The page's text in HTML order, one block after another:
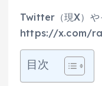
Twitter（現X）や
https://x.com/
目次